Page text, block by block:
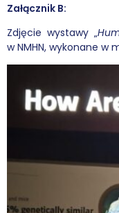
Zdjęcie wystawy „
w NMHN, wykonane w